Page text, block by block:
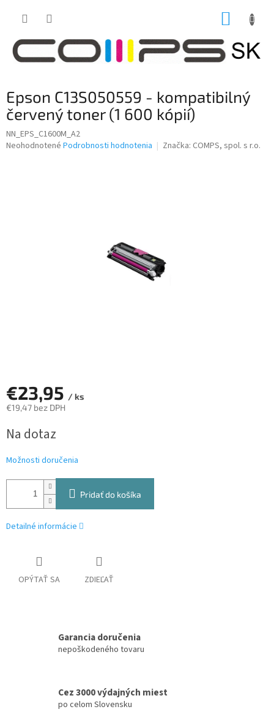
Epson C13S050559 - kompatibilný
červený toner (1 600 kópií)
NN_EPS_C1600M_A2
Priemerné
Neohodnotené Podrobnosti hodnotenia Značka: COMPS, spol. s r.o.
€23,95 / ks
€19,47 bez DPH
cena:
Na dotaz
Možnosti doručenia
Pridať do košíka
Detailné informácie
OPÝTAŤ SA ZDIEĽAŤ
Garancia doručenia
nepoškodeného tovaru
Cez 3000 výdajných miest
po celom Slovensku